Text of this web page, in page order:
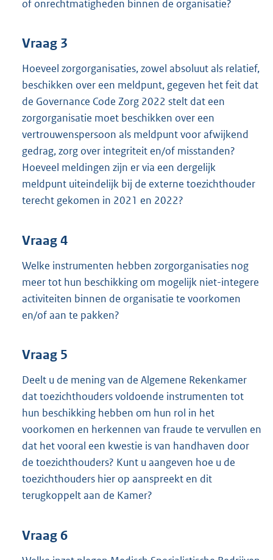
of onrechtmatigheden binnen de organisatie?
Vraag 3
Hoeveel zorgorganisaties, zowel absoluut als relatief,
beschikken over een meldpunt, gegeven het feit dat
de Governance Code Zorg 2022 stelt dat een
zorgorganisatie moet beschikken over een
vertrouwenspersoon als meldpunt voor afwijkend
gedrag, zorg over integriteit en/of misstanden?
Hoeveel meldingen zijn er via een dergelijk
meldpunt uiteindelijk bij de externe toezichthouder
terecht gekomen in 2021 en 2022?
Vraag 4
Welke instrumenten hebben zorgorganisaties nog
meer tot hun beschikking om mogelijk niet-integere
activiteiten binnen de organisatie te voorkomen
en/of aan te pakken?
Vraag 5
Deelt u de mening van de Algemene Rekenkamer
dat toezichthouders voldoende instrumenten tot
hun beschikking hebben om hun rol in het
voorkomen en herkennen van fraude te vervullen en
dat het vooral een kwestie is van handhaven door
de toezichthouders? Kunt u aangeven hoe u de
toezichthouders hier op aanspreekt en dit
terugkoppelt aan de Kamer?
Vraag 6